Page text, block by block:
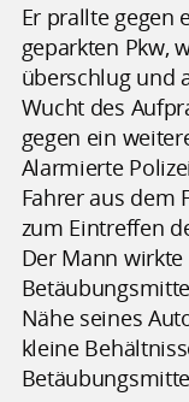
Er prallte gegen
geparkten Pkw,
überschlug und
Wucht des
gegen ein
Alarmierte
Fahrer aus dem
zum Eintreffen
Der Mann
Nähe seines
kleine